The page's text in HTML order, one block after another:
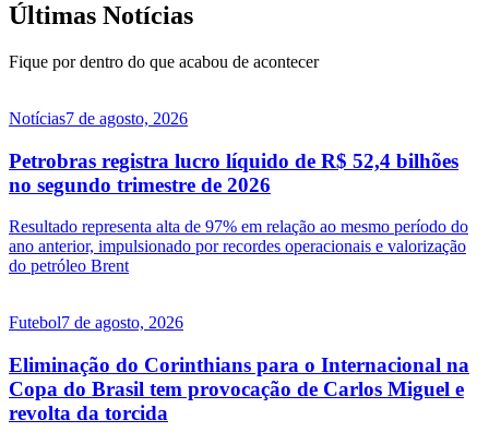
Últimas Notícias
Fique por dentro do que acabou de acontecer
Notícias7 de agosto, 2026
Petrobras registra lucro líquido de R$ 52,4 bilhões
no segundo trimestre de 2026
Resultado representa alta de 97% em relação ao mesmo período do
ano anterior, impulsionado por recordes operacionais e valorização
do petróleo Brent
Futebol7 de agosto, 2026
Eliminação do Corinthians para o Internacional na
Copa do Brasil tem provocação de Carlos Miguel e
revolta da torcida